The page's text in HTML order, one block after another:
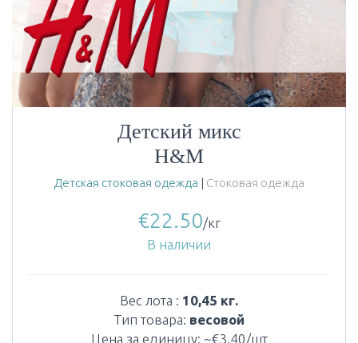
Детский микс
H&M
Детская стоковая одежда | Стоковая одежда
€22.50/кг
В наличии
Вес лота : 10,45 кг.
Тип товара: весовой
Цена за единицу: ~€3,40/шт